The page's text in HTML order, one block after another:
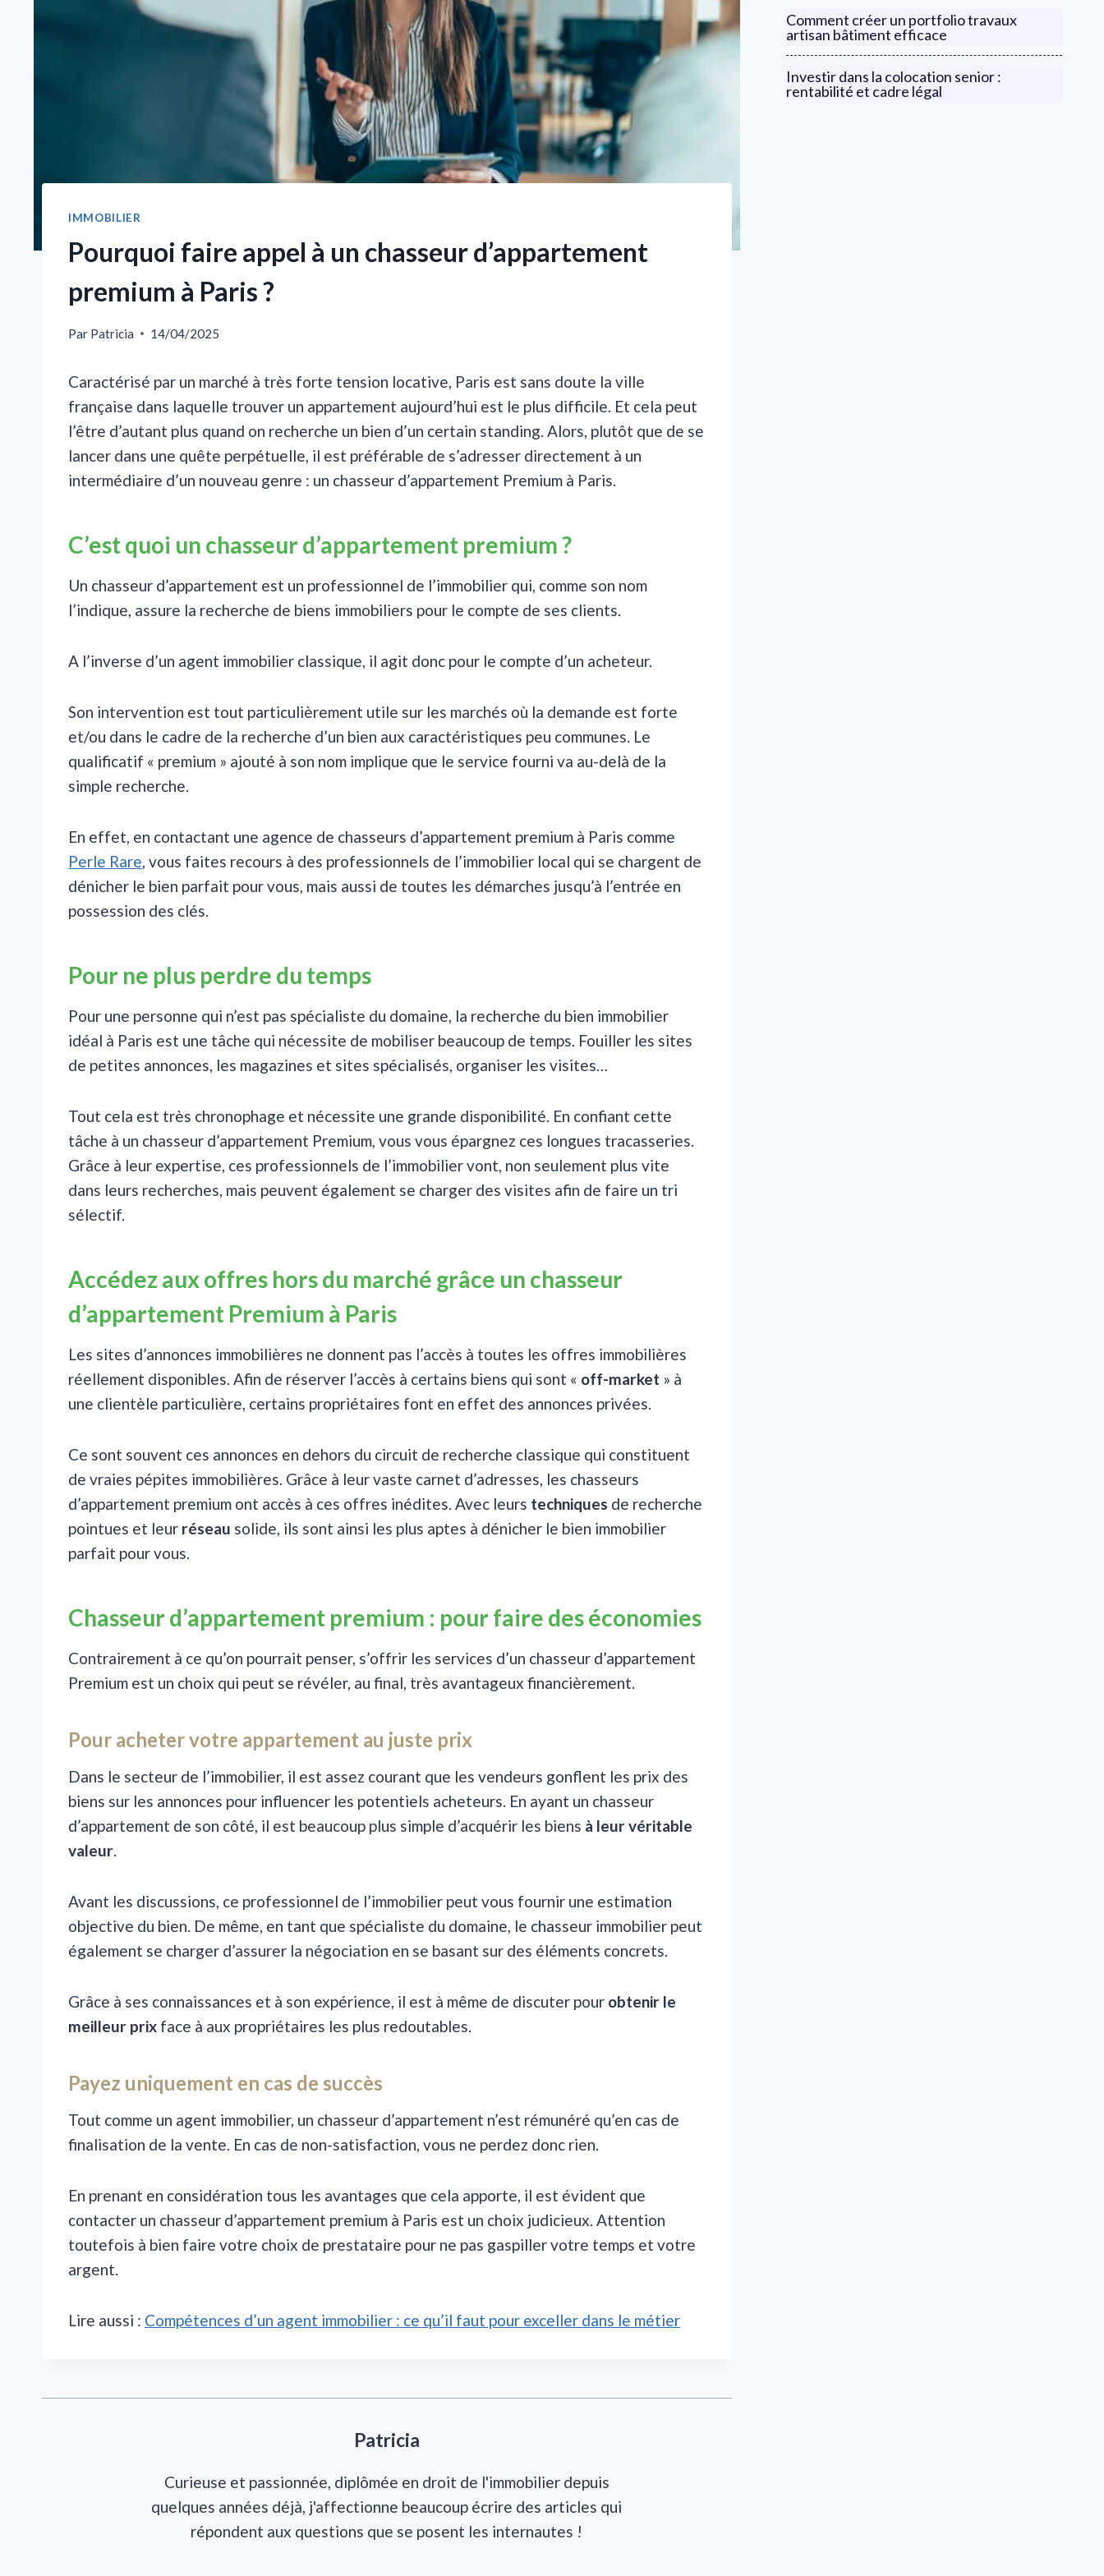
IMMOBILIER
Pourquoi faire appel à un chasseur d’appartement
premium à Paris ?
Par Patricia 14/04/2025
Caractérisé par un marché à très forte tension locative, Paris est sans doute la ville
française dans laquelle trouver un appartement aujourd’hui est le plus difficile. Et cela peut
l’être d’autant plus quand on recherche un bien d’un certain standing. Alors, plutôt que de se
lancer dans une quête perpétuelle, il est préférable de s’adresser directement à un
intermédiaire d’un nouveau genre : un chasseur d’appartement Premium à Paris.
C’est quoi un chasseur d’appartement premium ?
Un chasseur d’appartement est un professionnel de l’immobilier qui, comme son nom
l’indique, assure la recherche de biens immobiliers pour le compte de ses clients.
A l’inverse d’un agent immobilier classique, il agit donc pour le compte d’un acheteur.
Son intervention est tout particulièrement utile sur les marchés où la demande est forte
et/ou dans le cadre de la recherche d’un bien aux caractéristiques peu communes. Le
qualificatif « premium » ajouté à son nom implique que le service fourni va au-delà de la
simple recherche.
En effet, en contactant une agence de chasseurs d’appartement premium à Paris comme
Perle Rare, vous faites recours à des professionnels de l’immobilier local qui se chargent de
dénicher le bien parfait pour vous, mais aussi de toutes les démarches jusqu’à l’entrée en
possession des clés.
Pour ne plus perdre du temps
Pour une personne qui n’est pas spécialiste du domaine, la recherche du bien immobilier
idéal à Paris est une tâche qui nécessite de mobiliser beaucoup de temps. Fouiller les sites
de petites annonces, les magazines et sites spécialisés, organiser les visites…
Tout cela est très chronophage et nécessite une grande disponibilité. En confiant cette
tâche à un chasseur d’appartement Premium, vous vous épargnez ces longues tracasseries.
Grâce à leur expertise, ces professionnels de l’immobilier vont, non seulement plus vite
dans leurs recherches, mais peuvent également se charger des visites afin de faire un tri
sélectif.
Accédez aux offres hors du marché grâce un chasseur
d’appartement Premium à Paris
Les sites d’annonces immobilières ne donnent pas l’accès à toutes les offres immobilières
réellement disponibles. Afin de réserver l’accès à certains biens qui sont « off-market » à
une clientèle particulière, certains propriétaires font en effet des annonces privées.
Ce sont souvent ces annonces en dehors du circuit de recherche classique qui constituent
de vraies pépites immobilières. Grâce à leur vaste carnet d’adresses, les chasseurs
d’appartement premium ont accès à ces offres inédites. Avec leurs techniques de recherche
pointues et leur réseau solide, ils sont ainsi les plus aptes à dénicher le bien immobilier
parfait pour vous.
Chasseur d’appartement premium : pour faire des économies
Contrairement à ce qu’on pourrait penser, s’offrir les services d’un chasseur d’appartement
Premium est un choix qui peut se révéler, au final, très avantageux financièrement.
Pour acheter votre appartement au juste prix
Dans le secteur de l’immobilier, il est assez courant que les vendeurs gonflent les prix des
biens sur les annonces pour influencer les potentiels acheteurs. En ayant un chasseur
d’appartement de son côté, il est beaucoup plus simple d’acquérir les biens à leur véritable
valeur.
Avant les discussions, ce professionnel de l’immobilier peut vous fournir une estimation
objective du bien. De même, en tant que spécialiste du domaine, le chasseur immobilier peut
également se charger d’assurer la négociation en se basant sur des éléments concrets.
Grâce à ses connaissances et à son expérience, il est à même de discuter pour obtenir le
meilleur prix face à aux propriétaires les plus redoutables.
Payez uniquement en cas de succès
Tout comme un agent immobilier, un chasseur d’appartement n’est rémunéré qu’en cas de
finalisation de la vente. En cas de non-satisfaction, vous ne perdez donc rien.
En prenant en considération tous les avantages que cela apporte, il est évident que
contacter un chasseur d’appartement premium à Paris est un choix judicieux. Attention
toutefois à bien faire votre choix de prestataire pour ne pas gaspiller votre temps et votre
argent.
Lire aussi : Compétences d’un agent immobilier : ce qu’il faut pour exceller dans le métier
Patricia
Curieuse et passionnée, diplômée en droit de l'immobilier depuis
quelques années déjà, j'affectionne beaucoup écrire des articles qui
répondent aux questions que se posent les internautes !
Comment créer un portfolio travaux
artisan bâtiment efficace
Investir dans la colocation senior :
rentabilité et cadre légal